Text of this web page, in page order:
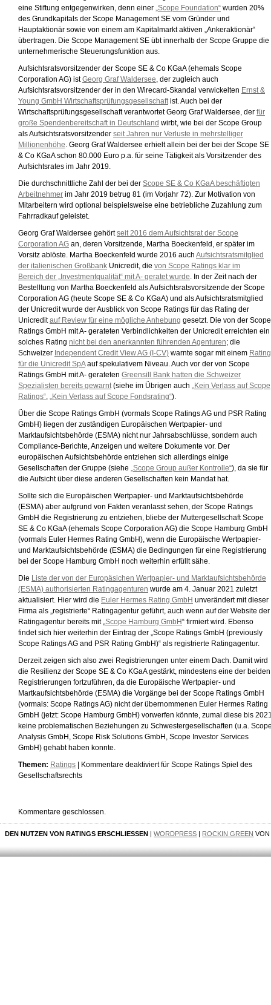
eine Stiftung entgegenwirken, denn einer „Scope Foundation“ wurden 20%
des Grundkapitals der Scope Management SE vom Gründer und
Hauptaktionär sowie von einem am Kapitalmarkt aktiven „Ankeraktionär“
übertragen. Die Scope Management SE übt innerhalb der Scope Gruppe die
unternehmerische Steuerungsfunktion aus.
Aufsichtsratsvorsitzender der Scope SE & Co KGaA (ehemals Scope
Corporation AG) istGeorg Graf Waldersee , der zugleich auch
Aufsichtsratsvorsitzender der in den Wirecard-Skandal verwickelten Ernst &
Young GmbH Wirtschaftsprüfungsgesellschaft ist. Auch bei der
Wirtschaftsprüfungsgesellschaft verantwortet Georg Graf Waldersee, der für
große Spendenbereitschaft in Deutschland wirbt, wie bei der Scope Group
als Aufsichtsratsvorsitzender seit Jahren nur Verluste in mehrstelliger
Millionenhöhe . Georg Graf Waldersee erhielt allein bei der bei der Scope SE
& Co KGaA schon 80.000 Euro p.a. für seine Tätigkeit als Vorsitzender des
Aufsichtsrates im Jahr 2019.
Die durchschnittliche Zahl der bei der Scope SE & Co KGaA beschäftigten
Arbeitnehmer im Jahr 2019 betrug 81 (im Vorjahr 72). Zur Motivation von
Mitarbeitern wird optional beispielsweise eine betriebliche Zuzahlung zum
Fahrradkauf geleistet.
Georg Graf Waldersee gehörtseit 2016 dem Aufsichtsrat der Scope
Corporation AG an, deren Vorsitzende, Martha Boeckenfeld, er später im
Vorsitz ablöste. Martha Boeckenfeld wurde 2016 auch Aufsichtsratsmitglied
der italienischen Großbank Unicredit, die von Scope Ratings klar im
Bereich der „Investmentqualität“ mit A- geratet wurde . In der Zeit nach der
Bestelltung von Martha Boeckenfeld als Aufsichtsratsvorsitzende der Scope
Corporation AG (heute Scope SE & Co KGaA) und als Aufsichtsratsmitglied
der Unicredit wurde der Ausblick von Scope Ratings für das Rating der
Unicreditauf Review für eine mögliche Anhebung gesetzt. Die von der Scope
Ratings GmbH mit A- gerateten Verbindlichkeiten der Unicredit erreichten ein
solches Rating nicht bei den anerkannten führenden Agenturen; die
Schweizer Independent Credit View AG (I-CV) warnte sogar mit einem Rating
für die Unicredit SpAauf spekulativem Niveau. Auch vor der von Scope
Ratings GmbH mit A- gerateten Greensill Bank hatten die Schweizer
Spezialisten bereits gewarnt (siehe im Übrigen auch
„Kein Verlass auf Scope
Ratings“
„Kein Verlass auf Scope Fondsrating“).
Über die Scope Ratings GmbH (vormals Scope Ratings AG und PSR Rating
GmbH) liegen der zuständigen Europäischen Wertpapier- und
Marktaufsichtsbehörde (ESMA) nicht nur Jahrsabschlüsse, sondern auch
Compliance-Berichte, Anzeigen und weitere Dokumente vor. Der
europäischen Aufsichtsbehörde entziehen sich allerdings einige
Gesellschaften der Gruppe (siehe
„Scope Group außer Kontrolle“), da sie für
die Aufsicht über diese anderen Gesellschaften kein Mandat hat.
Sollte sich die Europäischen Wertpapier- und Marktaufsichtsbehörde
(ESMA) aber aufgrund von Fakten veranlasst sehen, der Scope Ratings
GmbH die Registrierung zu entziehen, bliebe der Muttergesellschaft Scope
SE & Co KGaA (ehemals Scope Corporation AG) die Scope Hamburg GmbH
(vormals Euler Hermes Rating GmbH), wenn die Europäische Wertpapier-
und Marktaufsichtsbehörde (ESMA) die Bedingungen für eine Registrierung
bei der Scope Hamburg GmbH noch weiterhin erfüllt sähe.
Die
Liste der von der Europäsichen Wertpapier- und Marktaufsichtsbehörde
(ESMA) authorisierten Ratingagenturen wurde am 4. Januar 2021 zuletzt
aktualisiert. Hier wird die Euler Hermes Rating GmbH unverändert mit dieser
Firma als „registrierte“ Ratingagentur geführt, auch wenn auf der Website der
Ratingagentur bereits mit „ Scope Hamburg GmbH“ firmiert wird. Ebenso
findet sich hier weiterhin der Eintrag der „Scope Ratings GmbH (previously
Scope Ratings AG and PSR Rating GmbH)“ als registrierte Ratingagentur.
Derzeit zeigen sich also zwei Registrierungen unter einem Dach. Damit wird
die Resilienz der Scope SE & Co KGaA gestärkt, mindestens eine der beiden
Registrierungen fortzuführen, da die Europäische Wertpapier- und
Martkaufsichtsbehörde (ESMA) die Vorgänge bei der Scope Ratings GmbH
(vormals: Scope Ratings AG) nicht der übernommenen Euler Hermes Rating
GmbH (jetzt: Scope Hamburg GmbH) vorwerfen könnte, zumal diese bis
keine problematischen Beziehungen zu Schwestergesellschaften (u.a.
Analysis GmbH, Scope Risk Solutions GmbH, Scope Investor Services
GmbH) gehabt haben konnte.
Themen: Ratings Kommentare deaktiviertfür Scope Ratings Spiel des
Gesellschaftsrechts
Kommentare geschlossen.
DEN NUTZEN VON RATINGS ERSCHLIESSEN |WORDPRESS ROCKIN GREEN